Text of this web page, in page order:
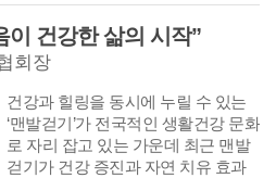
을 시작으로 맞춤형 교육, 취업 연계,
사후관리까지 단계별로 원스톱 지원
으로 청년들의 사회복귀를 돕고 있
천, 상주, 문경, 의성 등 8개 시·군 청
년센터를 거점으로 추진하며, 모집인
원은 3100명이다.
이 건강한 삶의 시작”
회장
건강과 힐링을 동시에 누릴 수 있는
‘맨발걷기’가 전국적인 생활건강 문화
로 자리 잡고 있는 가운데 최근 맨발
걷기가 건강 증진과 자연 치유 효과